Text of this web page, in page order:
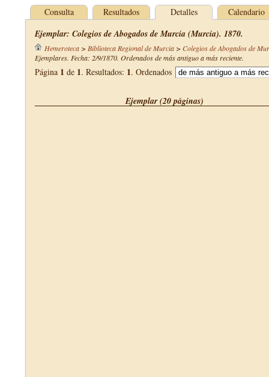
Consulta Resultados Detalles Calendario
Ejemplar: Colegios de Abogados de Murcia (Murcia). 1870.
Hemeroteca> Biblioteca Regional de Murcia> Colegios de Abogados de
Ejemplares. Fecha: 2/9/1870. Ordenados de más antiguo a más reciente.
Página 1 de 1. Resultados: 1. Ordenados
Ejemplar (20 páginas)